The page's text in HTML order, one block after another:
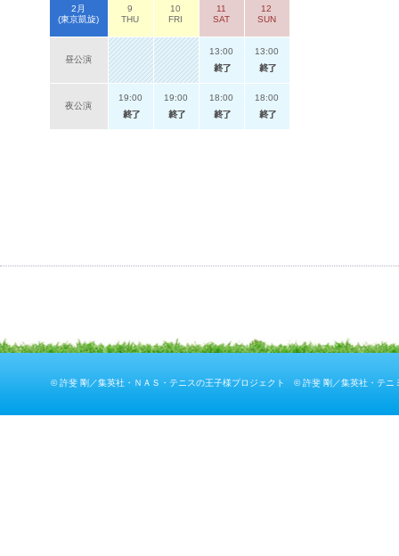
2月
(東京凱旋)
9
THU
10
FRI
11
SAT
12
SUN
昼公演
13:00 13:00
夜公演
19:00 19:00 18:00 18:00
© 許斐 剛／集英社・ＮＡＳ・テニスの王子様プロジェクト © 許斐 剛／集英社・テニ